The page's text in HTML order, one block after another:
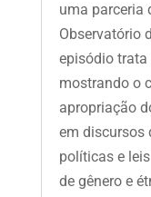
uma parceria
Observatório
episódio trata
mostrando o
apropriação
em discursos
políticas e
de gênero e